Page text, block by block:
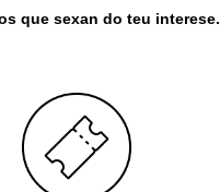
que sexan do teu interese.